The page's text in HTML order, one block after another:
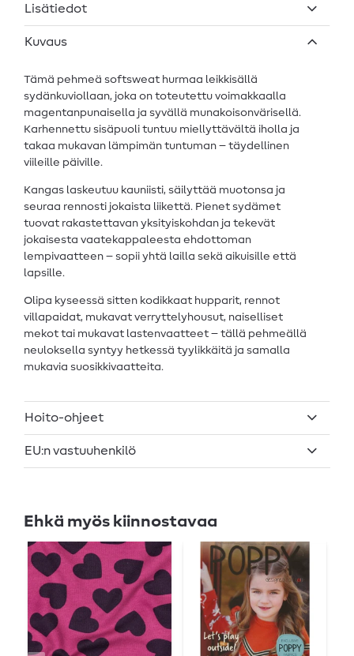
Lisätiedot
Kuvaus
Tämä pehmeä softsweat hurmaa leikkisällä
sydänkuviollaan, joka on toteutettu voimakkaalla
magentanpunaisella ja syvällä munakoisonvärisellä.
Karhennettu sisäpuoli tuntuu miellyttävältä iholla ja
takaa mukavan lämpimän tuntuman – täydellinen
viileille päiville.
Kangas laskeutuu kauniisti, säilyttää muotonsa ja
seuraa rennosti jokaista liikettä. Pienet sydämet
tuovat rakastettavan yksityiskohdan ja tekevät
jokaisesta vaatekappaleesta ehdottoman
lempivaatteen – sopii yhtä lailla sekä aikuisille että
lapsille.
Olipa kyseessä sitten kodikkaat hupparit, rennot
villapaidat, mukavat verryttelyhousut, naiselliset
mekot tai mukavat lastenvaatteet – tällä pehmeällä
neuloksella syntyy hetkessä tyylikkäitä ja samalla
mukavia suosikkivaatteita.
Hoito-ohjeet
EU:n vastuuhenkilö
Ehkä myös kiinnostavaa